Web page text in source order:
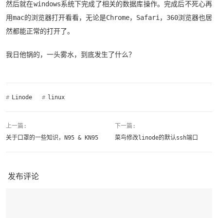
然后就在windows系统下完成了相关的数据库操作。完成后不死心再
用mac的浏览器打开看看，无论是Chrome，Safari，360浏览器也居
然都能正常的打开了。
我日他锅的，一头雾水，到底发生了什么？
# Linode # linux
上一篇:
关于口罩的一些知识，N95 & KN95
下一篇:
菜鸟修改linode的默认ssh端口
发布评论